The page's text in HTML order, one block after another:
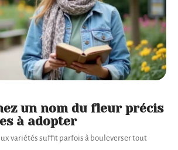
un nom du fleur précis
à adopter
variétés suffit parfois à bouleverser tout